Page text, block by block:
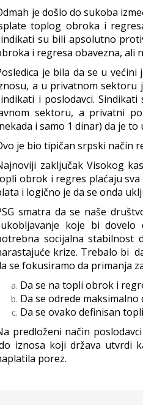
je došlo do sukoba
toplog obroka i
su bili apsolutno
i regresa obavezna, ali
je bila da se u
a u privatnom sektoru
i poslodavci.
sektoru, a privatni
i samo 1 dinar) da je
je bio tipičan srpski način
zaključak Visokog
obrok i regres plaćaju
i logično je da se onda
smatra da se naše
koje bi
socijalna stabilnost
krize. Trebalo bi
se fokusiramo da primanja
Da se na topli obrok i
Da se odrede
Da se ovako definisan
predloženi način
iznosa koji država utvrdi
porez.